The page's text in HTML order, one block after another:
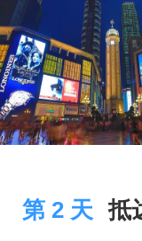
第 2 天 抵